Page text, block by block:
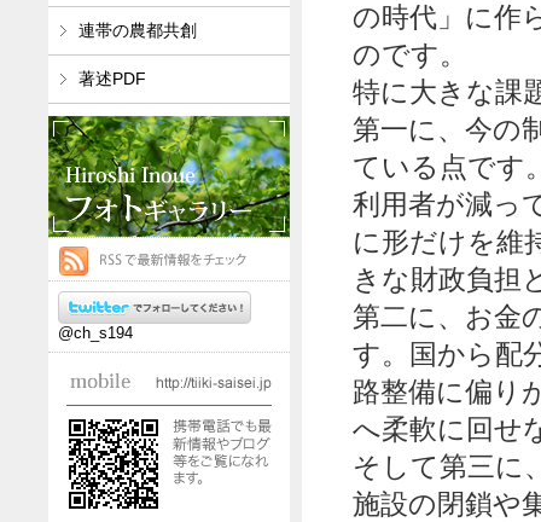
の時代」に作
のです。
特に大きな課
第一に、今の
ている点です
利用者が減っ
に形だけを維
きな財政負担
第二に、お金
す。国から配
路整備に偏り
へ柔軟に回せ
そして第三に
施設の閉鎖や
連帯の農都共創
著述PDF
@ch_s194